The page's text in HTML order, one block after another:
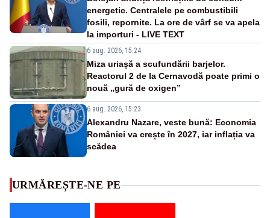
energetic. Centralele pe combustibili
fosili, repornite. La ore de vârf se va apela
la importuri - LIVE TEXT
6 aug. 2026, 15:24
Miza uriașă a scufundării barjelor.
Reactorul 2 de la Cernavodă poate primi o
nouă „gură de oxigen”
6 aug. 2026, 15:23
Alexandru Nazare, veste bună: Economia
României va crește în 2027, iar inflația va
scădea
URMĂREȘTE-NE PE